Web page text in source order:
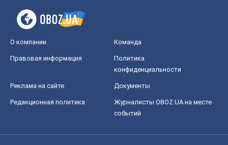
О компании Команда
Правовая информация
Политика
конфиденциальности
Реклама на сайте Документы
Редакционная политика
Журналисты OBOZ.UA на месте
событий